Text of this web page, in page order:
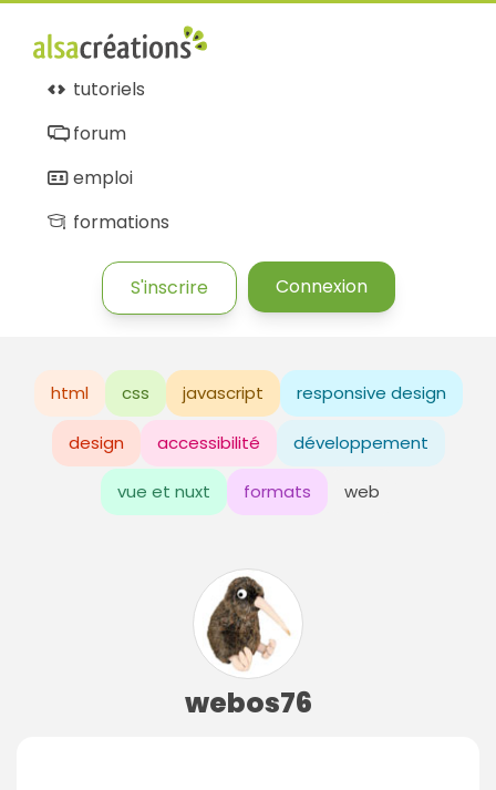
tutoriels
forum
emploi
formations
S'inscrire Connexion
html css javascript responsive design
design accessibilité développement
vue et nuxt formats web
webos76